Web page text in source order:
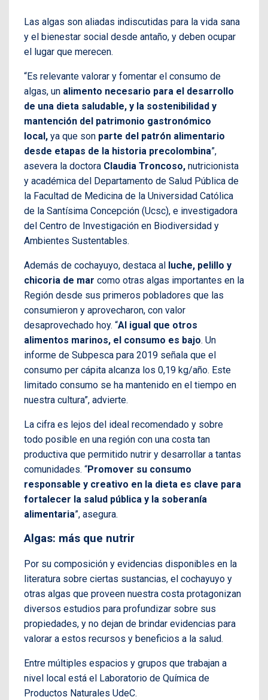
Las algas son aliadas indiscutidas para la vida sana
y el bienestar social desde antaño, y deben ocupar
el lugar que merecen.
“Es relevante valorar y fomentar el consumo de
algas, un alimento necesario para el desarrollo
de una dieta saludable, y la sostenibilidad y
mantención del patrimonio gastronómico
local, ya que son parte del patrón alimentario
desde etapas de la historia precolombina”,
asevera la doctora Claudia Troncoso, nutricionista
y académica del Departamento de Salud Pública de
la Facultad de Medicina de la Universidad Católica
de la Santísima Concepción (Ucsc), e investigadora
del Centro de Investigación en Biodiversidad y
Ambientes Sustentables.
Además de cochayuyo, destaca al luche, pelillo y
chicoria de mar como otras algas importantes en la
Región desde sus primeros pobladores que las
consumieron y aprovecharon, con valor
desaprovechado hoy. “Al igual que otros
alimentos marinos, el consumo es bajo. Un
informe de Subpesca para 2019 señala que el
consumo per cápita alcanza los 0,19 kg/año. Este
limitado consumo se ha mantenido en el tiempo en
nuestra cultura”, advierte.
La cifra es lejos del ideal recomendado y sobre
todo posible en una región con una costa tan
productiva que permitido nutrir y desarrollar a tantas
comunidades. “Promover su consumo
responsable y creativo en la dieta es clave para
fortalecer la salud pública y la soberanía
alimentaria”, asegura.
Algas: más que nutrir
Por su composición y evidencias disponibles en la
literatura sobre ciertas sustancias, el cochayuyo y
otras algas que proveen nuestra costa protagonizan
diversos estudios para profundizar sobre sus
propiedades, y no dejan de brindar evidencias para
valorar a estos recursos y beneficios a la salud.
Entre múltiples espacios y grupos que trabajan a
nivel local está el Laboratorio de Química de
Productos Naturales UdeC.